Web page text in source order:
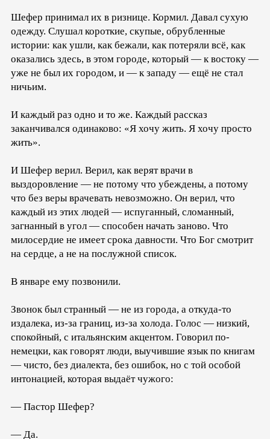
Шефер принимал их в ризнице. Кормил. Давал сухую
одежду. Слушал короткие, скупые, обрубленные
истории: как ушли, как бежали, как потеряли всё, как
оказались здесь, в этом городе, который — к востоку —
уже не был их городом, и — к западу — ещё не стал
ничьим.
И каждый раз одно и то же. Каждый рассказ
заканчивался одинаково: «Я хочу жить. Я хочу просто
жить».
И Шефер верил. Верил, как верят врачи в
выздоровление — не потому что убеждены, а потому
что без веры врачевать невозможно. Он верил, что
каждый из этих людей — испуганный, сломанный,
загнанный в угол — способен начать заново. Что
милосердие не имеет срока давности. Что Бог смотрит
на сердце, а не на послужной список.
В январе ему позвонили.
Звонок был странный — не из города, а откуда-то
издалека, из-за границ, из-за холода. Голос — низкий,
спокойный, с итальянским акцентом. Говорил по-
немецки, как говорят люди, выучившие язык по книгам
— чисто, без диалекта, без ошибок, но с той особой
интонацией, которая выдаёт чужого:
— Пастор Шефер?
— Да.